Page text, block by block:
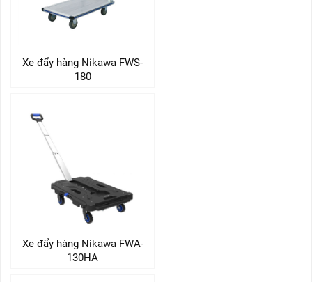
Xe đẩy hàng Nikawa FWS-
180
Xe đẩy hàng Nikawa FWA-
130HA